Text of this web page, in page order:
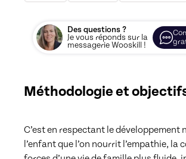
Des questions ?
Je vous réponds sur la
messagerie Wooskill !
Méthodologie et
C’est en respectant le développement
l’enfant que l’on nourrit l’empathie, la